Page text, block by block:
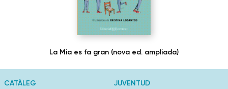
La Mia es fa gran (nova ed. ampliada)
CATÀLEG JUVENTUD